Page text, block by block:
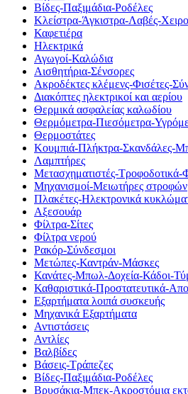
Βίδες-Παξιμάδια-Ροδέλες
Κλείστρα-Άγκιστρα-Λαβές-
Καφετιέρα
Ηλεκτρικά
Αγωγοί-Καλώδια
Αισθητήρια-Σένσορες
Ακροδέκτες κλέμενς-Φισέτες-
Διακόπτες ηλεκτρικοί και αερίου
Θερμικά ασφαλείας καλωδίου
Θερμόμετρα-Πιεσόμετρα-
Θερμοστάτες
Κουμπιά-Πλήκτρα-Σκανδάλες-
Λαμπτήρες
Μετασχηματιστές-Τροφοδοτικά-
Μηχανισμοί-Μειωτήρες στροφών
Πλακέτες-Ηλεκτρονικά
Αξεσουάρ
Φίλτρα-Σίτες
Φίλτρα νερού
Ρακόρ-Σύνδεσμοι
Μετώπες-Καντράν-Μάσκες
Κανάτες-Μπωλ-Δοχεία-Κάδοι-
Καθαριστικά-Προστατευτικά-
Εξαρτήματα λοιπά συσκευής
Μηχανικά Εξαρτήματα
Αντιστάσεις
Αντλίες
Βαλβίδες
Βάσεις-Τράπεζες
Βίδες-Παξιμάδια-Ροδέλες
Βρυσάκια-Μπεκ-Ακροστόμια